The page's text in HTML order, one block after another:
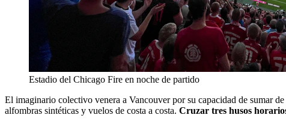
Estadio del Chicago Fire en noche de partido
El imaginario colectivo venera a Vancouver por su capacidad de sumar
alfombras sintéticas y vuelos de costa a costa. Cruzar tres husos